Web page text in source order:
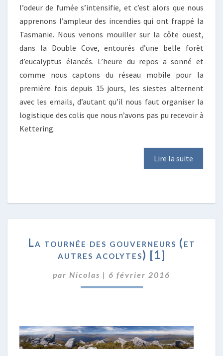
l’odeur de fumée s’intensifie, et c’est alors que nous
apprenons l’ampleur des incendies qui ont frappé la
Tasmanie. Nous venons mouiller sur la côte ouest,
dans la Double Cove, entourés d’une belle forêt
d’eucalyptus élancés. L’heure du repos a sonné et
comme nous captons du réseau mobile pour la
première fois depuis 15 jours, les siestes alternent
avec les emails, d’autant qu’il nous faut organiser la
logistique des colis que nous n’avons pas pu recevoir à
Kettering.
Lire la suite
TOURNÉE
DES
(ET
AUTRES
La tournée des gouverneurs (et
autres acolytes) [1]
par Nicolas | 6 février 2016